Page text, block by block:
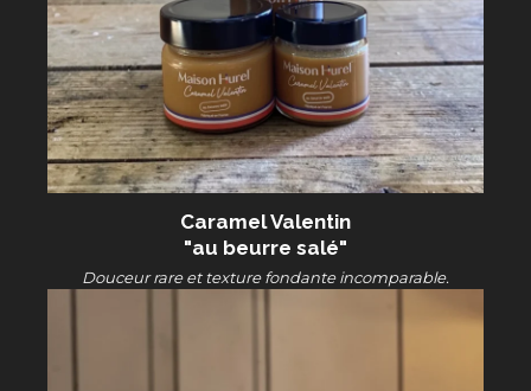
Caramel Valentin
"au beurre salé"
Douceur rare et texture fondante incomparable.